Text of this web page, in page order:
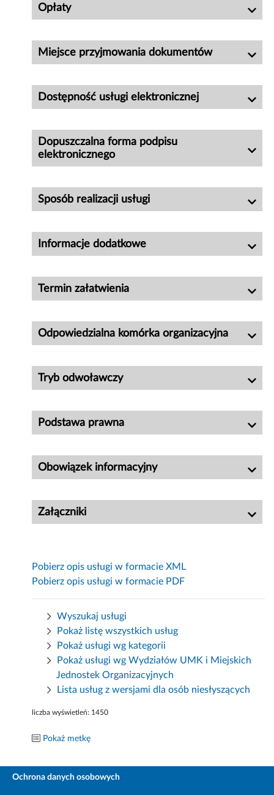
Opłaty
Miejsce przyjmowania dokumentów
Dostępność usługi elektronicznej
Dopuszczalna forma podpisu
elektronicznego
Sposób realizacji usługi
Informacje dodatkowe
Termin załatwienia
Odpowiedzialna komórka organizacyjna
Tryb odwoławczy
Podstawa prawna
Obowiązek informacyjny
Załączniki
Pobierz opis usługi w formacie XML
Pobierz opis usługi w formacie PDF
Wyszukaj usługi
Pokaż listę wszystkich usług
Pokaż usługi wg kategorii
Pokaż usługi wg Wydziałów UMK i Miejskich
Jednostek Organizacyjnych
Lista usług z wersjami dla osób niesłyszących
liczba wyświetleń: 1450
Pokaż metkę
Ochrona danych osobowych